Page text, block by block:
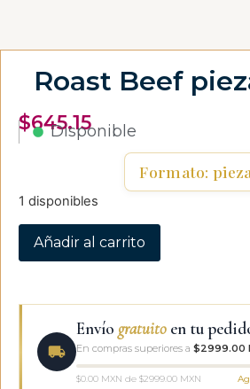
Roast Beef
$645.15
Disponible
Formato: pieza
1 disponibles
Añadir al carrito
Envío gratuito en tu
En compras superiores a $2999.00
$0.00 MXN de $2999.00 MXN